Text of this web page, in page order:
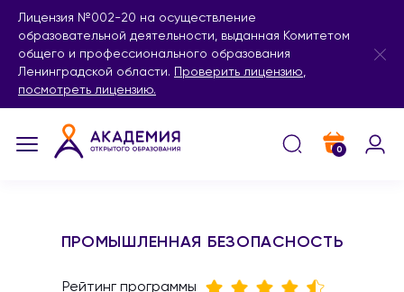
Лицензия №002-20 на осуществление
образовательной деятельности, выданная Комитетом
общего и профессионального образования
Ленинградской области.
Проверить лицензию,
посмотреть лицензию.
0
ПРОМЫШЛЕННАЯ БЕЗОПАСНОСТЬ
Рейтинг программы